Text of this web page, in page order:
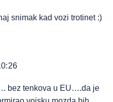
snimak kad vozi trotinet :)
bez tenkova u EU….da je